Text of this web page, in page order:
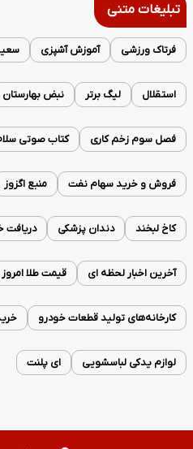
تبلیغات متنی
فرتاک ورزشی آموزش آشپزی
استقلال لیگ برتر نبض بهارستان
فصل سوم زخم کاری کتاب صوتی
فروش و خرید سهام نفت منبع اگزوز
کاخ لبخند دندان پزشکی دریافت
آخرین اخبار لحظه ای قیمت طلا امروز
کارخانه‌های تولید قطعات خودرو
لوازم یدکی لباسشویی ای پلنت